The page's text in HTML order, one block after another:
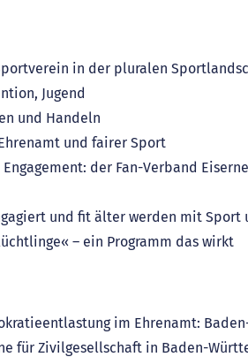
in der pluralen
Jugend
und Handeln
und fairer Sport
der Fan-Verband
und fit älter werden mit Sport
– ein Programm das wirkt
im Ehrenamt:
für Zivilgesellschaft in Baden-